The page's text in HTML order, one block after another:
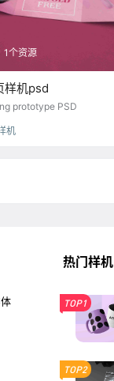
1个资源
样机psd
prototype PSD
机
热门样机
TOP1
TOP2